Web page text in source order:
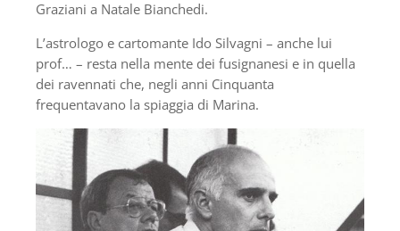
Graziani a Natale Bianchedi.
L’astrologo e cartomante Ido Silvagni – anche lui
prof… – resta nella mente dei fusignanesi e in quella
dei ravennati che, negli anni Cinquanta
frequentavano la spiaggia di Marina.